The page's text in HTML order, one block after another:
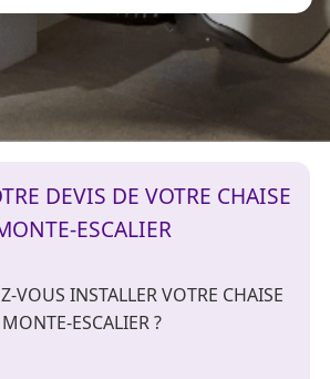
DEVIS DE VOTRE CHAISE
ESCALIER
VOUS INSTALLER VOTRE CHAISE
MONTE-ESCALIER ?